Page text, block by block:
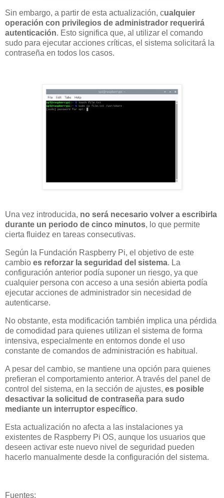
Sin embargo, a partir de esta actualización, cualquier
operación con privilegios de administrador requerirá
autenticación. Esto significa que, al utilizar el comando
sudo para ejecutar acciones críticas, el sistema solicitará la
contraseña en todos los casos.
Una vez introducida, no será necesario volver a escribirla
durante un periodo de cinco minutos, lo que permite
cierta fluidez en tareas consecutivas.
Según la Fundación Raspberry Pi, el objetivo de este
cambio es reforzar la seguridad del sistema. La
configuración anterior podía suponer un riesgo, ya que
cualquier persona con acceso a una sesión abierta podía
ejecutar acciones de administrador sin necesidad de
autenticarse.
No obstante, esta modificación también implica una pérdida
de comodidad para quienes utilizan el sistema de forma
intensiva, especialmente en entornos donde el uso
constante de comandos de administración es habitual.
A pesar del cambio, se mantiene una opción para quienes
prefieran el comportamiento anterior. A través del panel de
control del sistema, en la sección de ajustes, es posible
desactivar la solicitud de contraseña para sudo
mediante un interruptor específico.
Esta actualización no afecta a las instalaciones ya
existentes de Raspberry Pi OS, aunque los usuarios que
deseen activar este nuevo nivel de seguridad pueden
hacerlo manualmente desde la configuración del sistema.
Fuentes: